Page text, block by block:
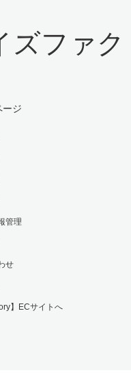
ージ
管理
せ
】ECサイトへ